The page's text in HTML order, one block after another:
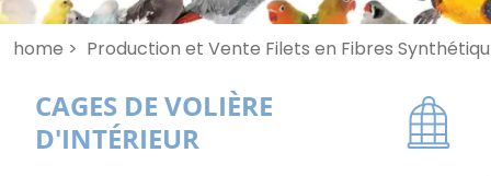
home > Production et Vente Filets en Fibres
CAGES DE VOLIÈRE
D'INTÉRIEUR